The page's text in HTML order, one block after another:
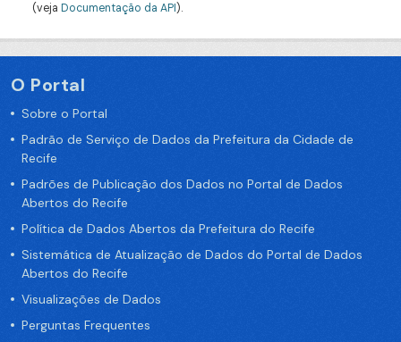
(veja Documentação da API).
O Portal
Sobre o Portal
Padrão de Serviço de Dados da Prefeitura da Cidade de
Recife
Padrões de Publicação dos Dados no Portal de Dados
Abertos do Recife
Política de Dados Abertos da Prefeitura do Recife
Sistemática de Atualização de Dados do Portal de Dados
Abertos do Recife
Visualizações de Dados
Perguntas Frequentes